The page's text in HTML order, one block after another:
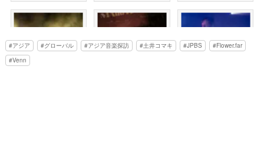
アジア グローバル アジア音楽探訪 土井コマキ JPBS
Flower.far
Venn